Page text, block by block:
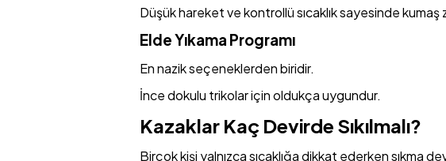
Düşük hareket ve kontrollü sıcaklık sayesinde kumaş
Elde Yıkama Programı
En nazik seçeneklerden biridir.
İnce dokulu trikolar için oldukça uygundur.
Kazaklar Kaç Devirde Sıkılmalı?
Birçok kişi yalnızca sıcaklığa dikkat ederken sıkma